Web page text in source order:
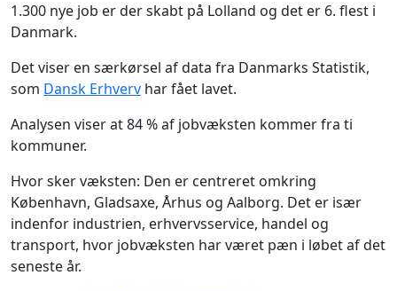
1.300 nye job er der skabt på Lolland og det er 6. flest i
Danmark.
Det viser en særkørsel af data fra Danmarks Statistik,
som Dansk Erhverv har fået lavet.
Analysen viser at 84 % af jobvæksten kommer fra ti
kommuner.
Hvor sker væksten: Den er centreret omkring
København, Gladsaxe, Århus og Aalborg. Det er især
indenfor industrien, erhvervsservice, handel og
transport, hvor jobvæksten har været pæn i løbet af det
seneste år.